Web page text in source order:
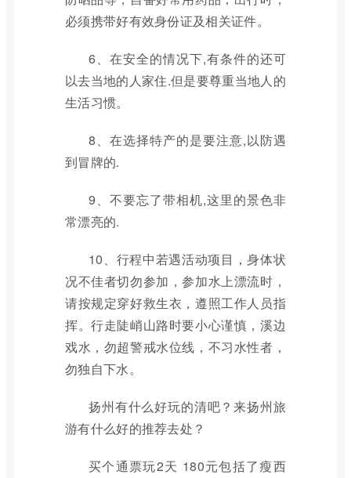
必须携带好有效身份证及相关证件。
6、在安全的情况下,有条件的还可
以去当地的人家住.但是要尊重当地人的
生活习惯。
8、在选择特产的是要注意,以防遇
到冒牌的.
9、不要忘了带相机,这里的景色非
常漂亮的.
10、行程中若遇活动项目，身体状
况不佳者切勿参加，参加水上漂流时，
请按规定穿好救生衣，遵照工作人员指
挥。行走陡峭山路时要小心谨慎，溪边
戏水，勿超警戒水位线，不习水性者，
勿独自下水。
扬州有什么好玩的清吧？来扬州旅
游有什么好的推荐去处？
买个通票玩2天 180元包括了瘦西